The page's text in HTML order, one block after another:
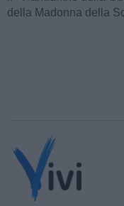
scoperta della "Chiesa...